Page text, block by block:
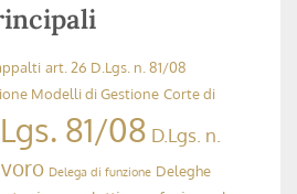
nei luoghi di
30 Settembre 2024